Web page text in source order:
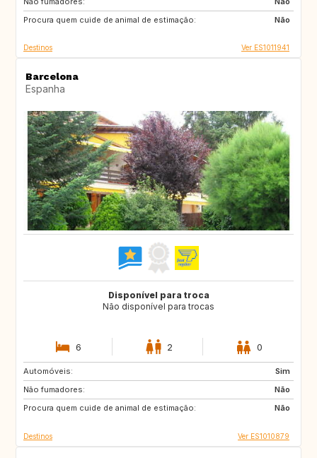
Procura quem cuide de animal de estimação:
Não
DE
Destinos Ver ES1011941
Barcelona
Espanha
Disponível para troca
Não disponível para trocas
6 2 0
Automóveis:
Sim
Não fumadores:
Não
Procura quem cuide de animal de estimação:
Não
FR
IT
DE
Destinos Ver ES1010879